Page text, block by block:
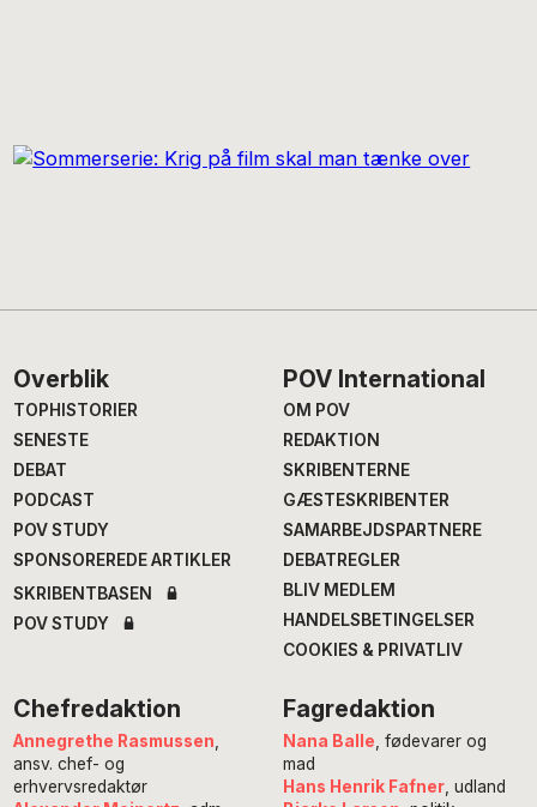
Footer
Overblik
TOPHISTORIER
SENESTE
DEBAT
PODCAST
POV STUDY
SPONSOREREDE ARTIKLER
SKRIBENTBASEN
POV STUDY
POV International
OM POV
REDAKTION
SKRIBENTERNE
GÆSTESKRIBENTER
SAMARBEJDSPARTNERE
DEBATREGLER
BLIV MEDLEM
HANDELSBETINGELSER
COOKIES & PRIVATLIV
Chefredaktion
Annegrethe Rasmussen
ansv. chef- og
erhvervsredaktør
Fagredaktion
Nana Balle , fødevarer og
mad
Hans Henrik Fafner, udland